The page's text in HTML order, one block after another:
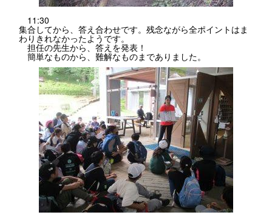
11:30
集合してから、答え合わせです。残念ながら全ポイントはま
わりきれなかったようです。
担任の先生から、答えを発表！
簡単なものから、難解なものまでありました。